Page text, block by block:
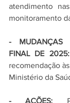
atendimento
monitoramento
- MUDANÇAS
FINAL DE 2025:
recomendação
Ministério da
- AÇÕES: